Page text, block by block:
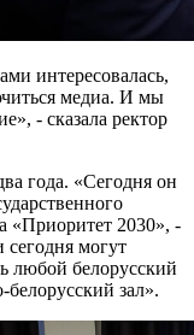
интересовалась,
медиа. И мы
- сказала ректор
года. «Сегодня он
«Приоритет 2030», -
могут
любой белорусский
зал».